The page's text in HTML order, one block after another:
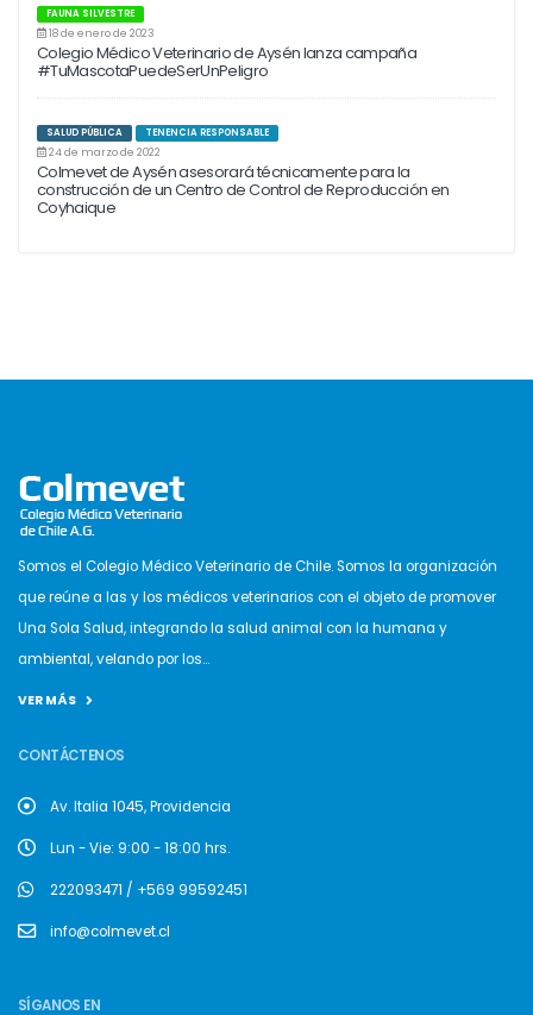
FAUNA SILVESTRE
18 de enero de 2023
Colegio Médico Veterinario de Aysén lanza campaña
#TuMascotaPuedeSerUnPeligro
SALUD PÚBLICA TENENCIA RESPONSABLE
24 de marzo de 2022
Colmevet de Aysén asesorará técnicamente para la
construcción de un Centro de Control de Reproducción en
Coyhaique
Somos el Colegio Médico Veterinario de Chile. Somos la organización
que reúne a las y los médicos veterinarios con el objeto de promover
Una Sola Salud, integrando la salud animal con la humana y
ambiental, velando por los...
VER MÁS
CONTÁCTENOS
Av. Italia 1045, Providencia
Lun - Vie: 9:00 - 18:00 hrs.
222093471 / +569 99592451
info@colmevet.cl
SÍGANOS EN